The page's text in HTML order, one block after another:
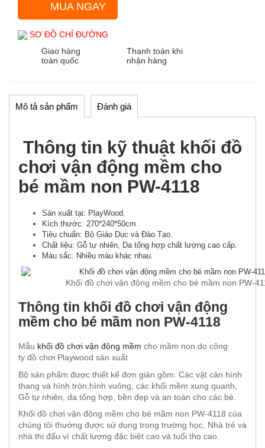
MUA NGAY
SƠ ĐỒ CHỈ ĐƯỜNG
Giao hàng
toàn quốc
Thanh toán khi
nhận hàng
Mô tả sản phẩm Đánh giá
Thông tin kỹ thuật khối đồ
chơi vận động mềm cho
bé mầm non PW-4118
Sản xuất tại: PlayWood.
Kích thước: 270*240*50cm.
Tiêu chuẩn: Bộ Giáo Dục và Đào Tạo.
Chất liệu: Gỗ tự nhiên, Da tổng hợp chất lượng cao cấp.
Màu sắc: Nhiều màu khác nhau.
Khối đồ chơi vận động mềm cho bé mầm non PW-
Thông tin khối đồ chơi vận động
mềm cho bé mầm non PW-4118
Mẫu khối đồ chơi vận động mềm cho mầm non do công
ty đồ chơi Playwood sản xuất.
Bộ sản phẩm được thiết kế đơn giản gồm: Các vật cản hình
thang và hình tròn,hình vuông, các khối mềm xung quanh,
Gỗ tự nhiên, da tổng hợp, bền đẹp và an toàn cho các bé.
Khối đồ chơi vận động mềm cho bé mầm non PW-4118 của
chúng tôi thường được sử dụng trong trường học, Nhà trẻ và
nhà thi đấu vì chất lượng đặc biệt cao và tuổi thọ cao.